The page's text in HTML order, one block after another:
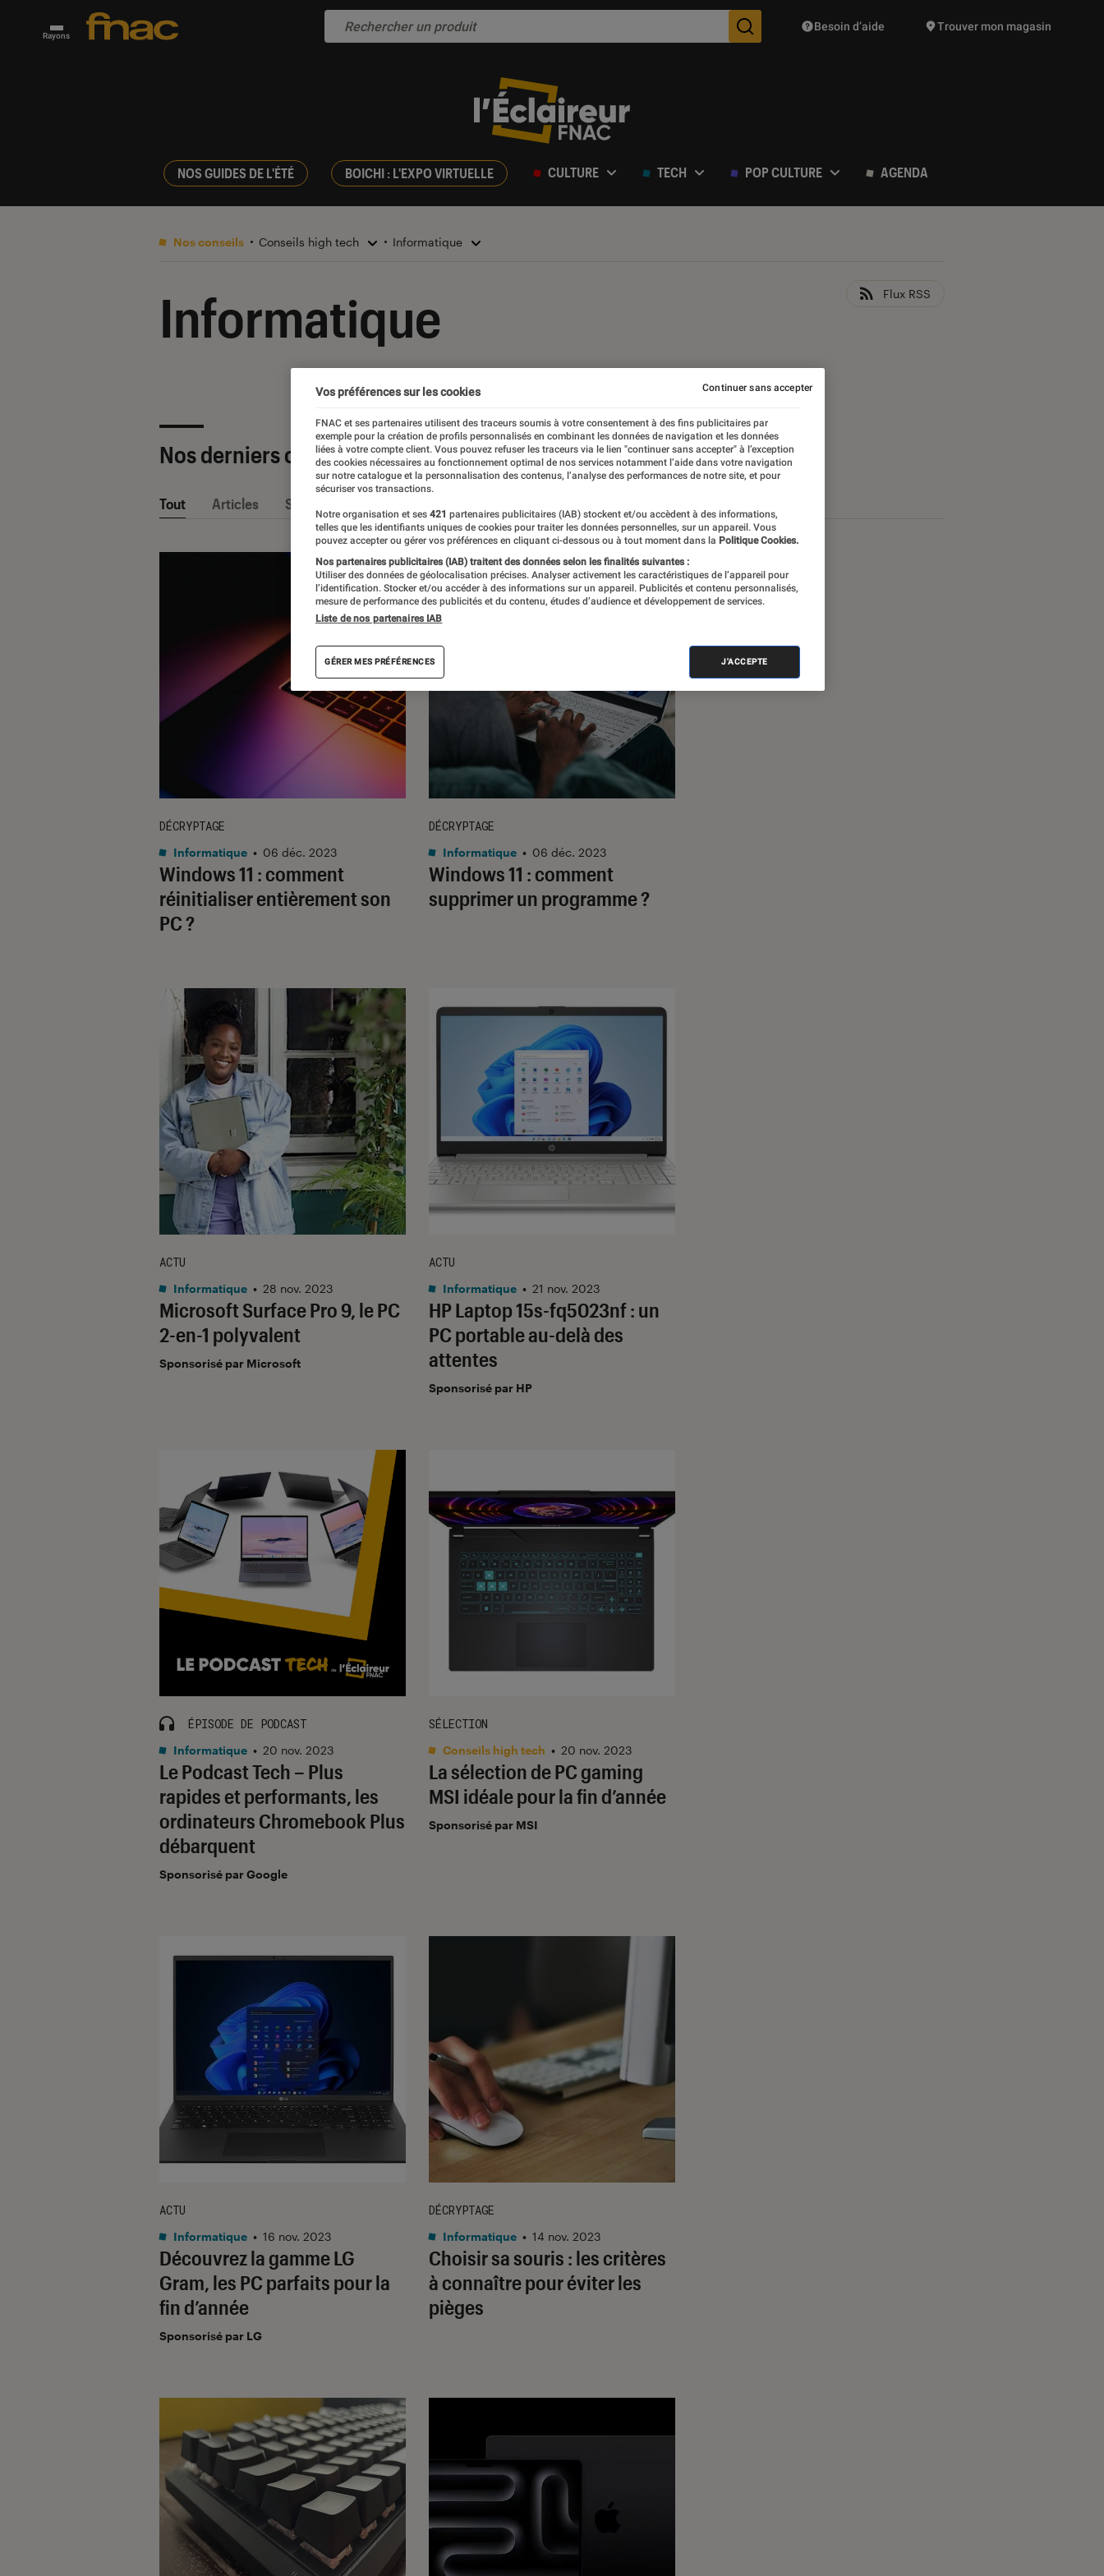
Rayons Des suggestions de produits vont vous être proposées
Besoin d’aide Trouver mon magasin
NOS GUIDES DE L'ÉTÉ BOICHI : L'EXPO VIRTUELLE CULTURE TECH POP CULTURE AGENDA
Nos conseils Conseils high tech Informatique
Informatique Flux RSS
Nos derniers contenus
Tout Articles Sélections et guides
Windows 11 : comment
réinitialiser entièrement son
PC ?
DÉCRYPTAGE
Informatique • 06 déc. 2023
Windows 11 : comment
supprimer un programme ?
DÉCRYPTAGE
Informatique • 06 déc. 2023
Microsoft Surface Pro 9, le PC
2-en-1 polyvalent
ACTU
Informatique • 28 nov. 2023
Sponsorisé par Microsoft
HP Laptop 15s-fq5023nf : un
PC portable au-delà des
attentes
ACTU
Informatique • 21 nov. 2023
Sponsorisé par HP
Le Podcast Tech – Plus
rapides et performants, les
ordinateurs Chromebook Plus
débarquent
ÉPISODE DE PODCAST
Informatique • 20 nov. 2023
Sponsorisé par Google
La sélection de PC gaming
MSI idéale pour la fin d’année
SÉLECTION
Conseils high tech • 20 nov. 2023
Sponsorisé par MSI
Découvrez la gamme LG
Gram, les PC parfaits pour la
fin d’année
ACTU
Informatique • 16 nov. 2023
Sponsorisé par LG
Choisir sa souris : les critères
à connaître pour éviter les
pièges
DÉCRYPTAGE
Informatique • 14 nov. 2023
Vos préférences sur les cookies
FNAC et ses partenaires utilisent des traceurs soumis à votre consentement à des fins publicitaires par
exemple pour la création de profils personnalisés en combinant les données de navigation et les données
liées à votre compte client. Vous pouvez refuser les traceurs via le lien "continuer sans accepter" à l’exception
des cookies nécessaires au fonctionnement optimal de nos services notamment l’aide dans votre navigation
sur notre catalogue et la personnalisation des contenus, l’analyse des performances de notre site, et pour
sécuriser vos transactions.
Notre organisation et ses 421 partenaires publicitaires (IAB) stockent et/ou accèdent à des informations,
telles que les identifiants uniques de cookies pour traiter les données personnelles, sur un appareil. Vous
pouvez accepter ou gérer vos préférences en cliquant ci-dessous ou à tout moment dans la Politique Cookies.
Nos partenaires publicitaires (IAB) traitent des données selon les finalités suivantes :
Utiliser des données de géolocalisation précises. Analyser activement les caractéristiques de l’appareil pour
l’identification. Stocker et/ou accéder à des informations sur un appareil. Publicités et contenu personnalisés,
mesure de performance des publicités et du contenu, études d’audience et développement de services.
Liste de nos partenaires IAB
GÉRER MES PRÉFÉRENCES J'ACCEPTE
Continuer sans accepter